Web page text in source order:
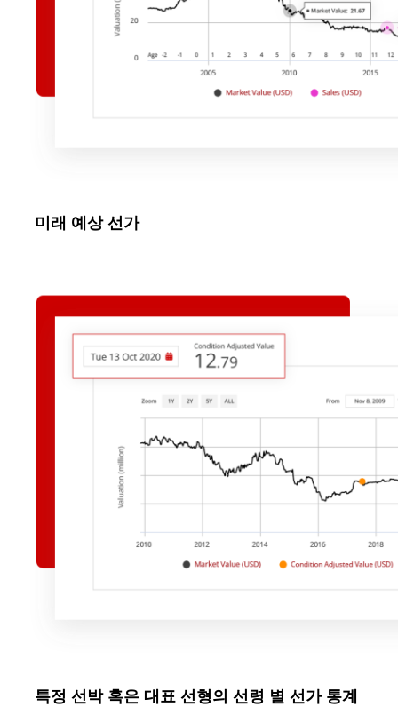
미래 예상 선가
특정 선박 혹은 대표 선형의 선령 별 선가 통계